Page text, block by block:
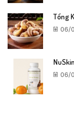
Tổng
06/
06/